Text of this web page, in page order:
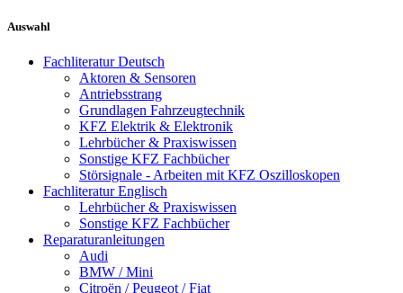
Auswahl
Fachliteratur Deutsch
Aktoren & Sensoren
Antriebsstrang
Grundlagen Fahrzeugtechnik
KFZ Elektrik & Elektronik
Lehrbücher & Praxiswissen
Sonstige KFZ Fachbücher
Störsignale - Arbeiten mit KFZ Oszilloskopen
Fachliteratur Englisch
Lehrbücher & Praxiswissen
Sonstige KFZ Fachbücher
Reparaturanleitungen
Audi
BMW / Mini
Citroën / Peugeot / Fiat